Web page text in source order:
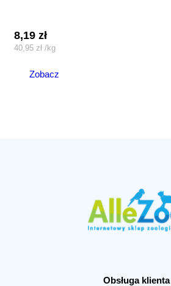
8,19zł
40,95zł /kg
Zobacz
Obsługa klienta